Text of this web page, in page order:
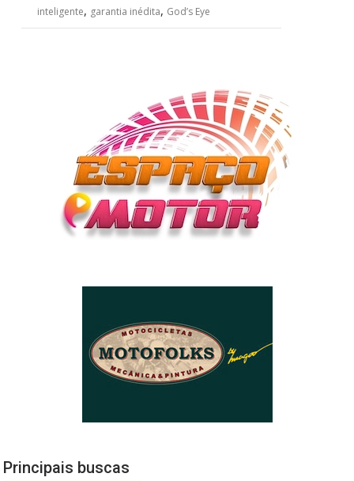
inteligente, garantia inédita, God’s Eye
Principais buscas